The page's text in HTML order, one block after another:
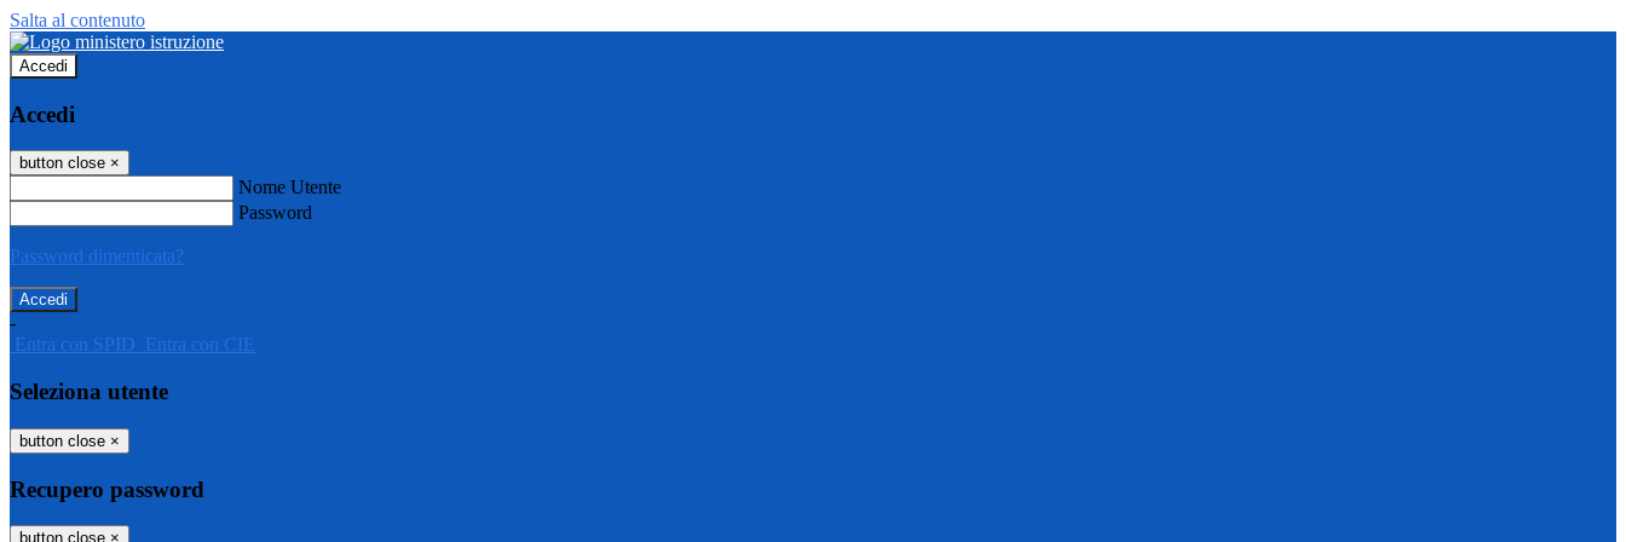
Salta al contenuto
Accedi
Accedi
button close ×
Nome Utente
Password
Password dimenticata?
-
Entra con SPID Entra con CIE
Seleziona utente
button close ×
Recupero password
button close ×